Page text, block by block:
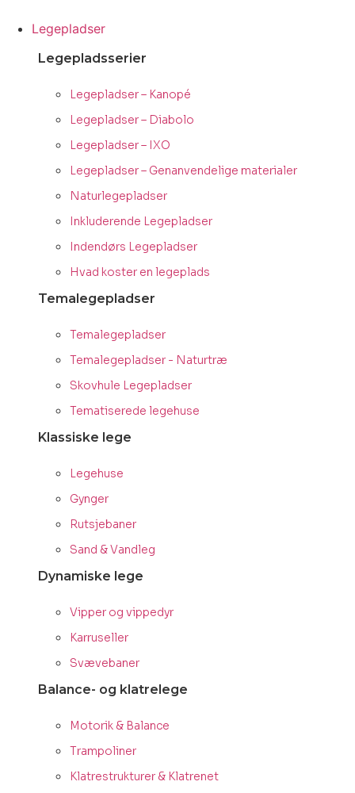
Legepladser
Legepladsserier
Legepladser – Kanopé
Legepladser – Diabolo
Legepladser – IXO
Legepladser – Genanvendelige materialer
Naturlegepladser
Inkluderende Legepladser
Indendørs Legepladser
Hvad koster en legeplads
Temalegepladser
Temalegepladser
Temalegepladser - Naturtræ
Skovhule Legepladser
Tematiserede legehuse
Klassiske lege
Legehuse
Gynger
Rutsjebaner
Sand & Vandleg
Dynamiske lege
Vipper og vippedyr
Karruseller
Svævebaner
Balance- og klatrelege
Motorik & Balance
Trampoliner
Klatrestrukturer & Klatrenet